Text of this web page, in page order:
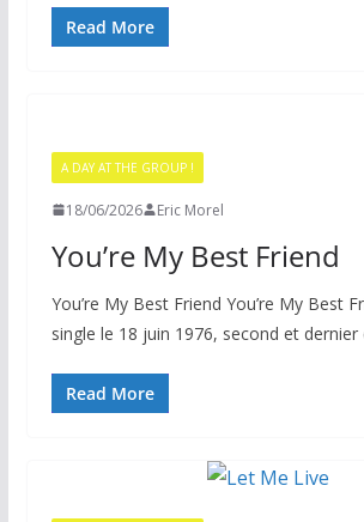
Read More
A DAY AT THE GROUP !
18/06/2026 Eric Morel
You’re My Best Friend
You’re My Best Friend You’re My Best
single le 18 juin 1976, second et dernier
Read More